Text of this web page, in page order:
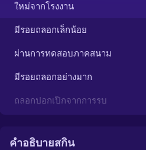
ใหม่จากโรงงาน
มีรอยถลอกเล็กน้อย
ผ่านการทดสอบภาคสนาม
มีรอยถลอกอย่างมาก
ถลอกปอกเปิกจากการรบ
คำอธิบายสกิน